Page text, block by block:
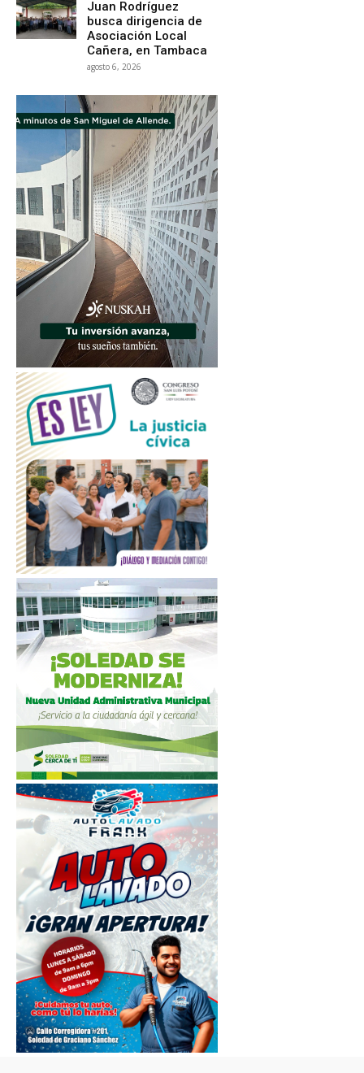
Juan Rodríguez
busca dirigencia de
Asociación Local
Cañera, en Tambaca
agosto 6, 2026